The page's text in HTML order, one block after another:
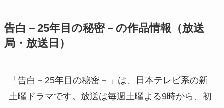
告白－25年目の秘密－の作品情報（放送
局・放送日）
「告白－25年目の秘密－」は、日本テレビ系の新
土曜ドラマです。放送は毎週土曜よる9時から、初